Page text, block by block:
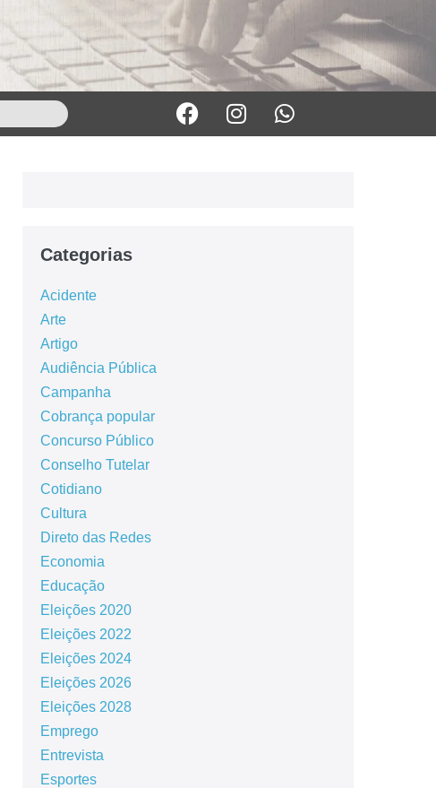
Categorias
Acidente
Arte
Artigo
Audiência Pública
Campanha
Cobrança popular
Concurso Público
Conselho Tutelar
Cotidiano
Cultura
Direto das Redes
Economia
Educação
Eleições 2020
Eleições 2022
Eleições 2024
Eleições 2026
Eleições 2028
Emprego
Entrevista
Esportes